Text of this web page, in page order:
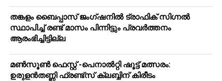
തങ്കളം ബൈപ്പാസ് ജംഗ്ഷനിൽ ട്രാഫിക് സിഗ്നല്‍
സ്ഥാപിച്ച് രണ്ട് മാസം പിന്നിട്ടും പ്രവർത്തനം
ആരംഭിച്ചിട്ടില്ല
മൺസൂൺ ഫെസ്റ്റ് -പെനാൽറ്റി ഷൂട്ട് മത്സരം:
ഉരുളൻതണ്ണി ഫ്രണ്ട്സ് ക്ലബ്ബിന് കിരീടം